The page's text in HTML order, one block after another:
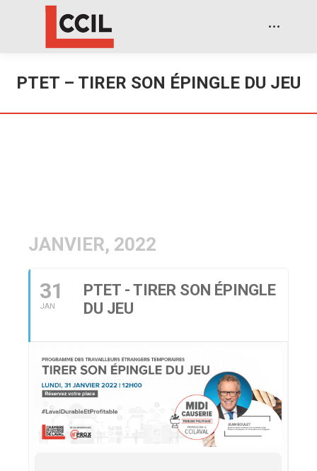
PTET – TIRER SON ÉPINGLE DU JEU
JANVIER, 2022
31
JAN
PTET - TIRER SON ÉPINGLE
DU JEU